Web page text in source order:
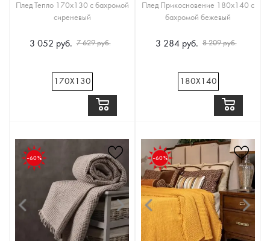
Плед Тепло 170x130 с бахромой
сиреневый
3 052 руб. 7 629 руб.
170Х130
Плед Прикосновение 180x140 с
бахромой бежевый
3 284 руб. 8 209 руб.
180Х140
-60% -60%